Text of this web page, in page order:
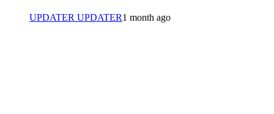
UPDATER UPDATER1 month ago